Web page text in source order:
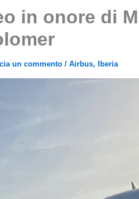
in onore di
un commento / Airbus, Iberia